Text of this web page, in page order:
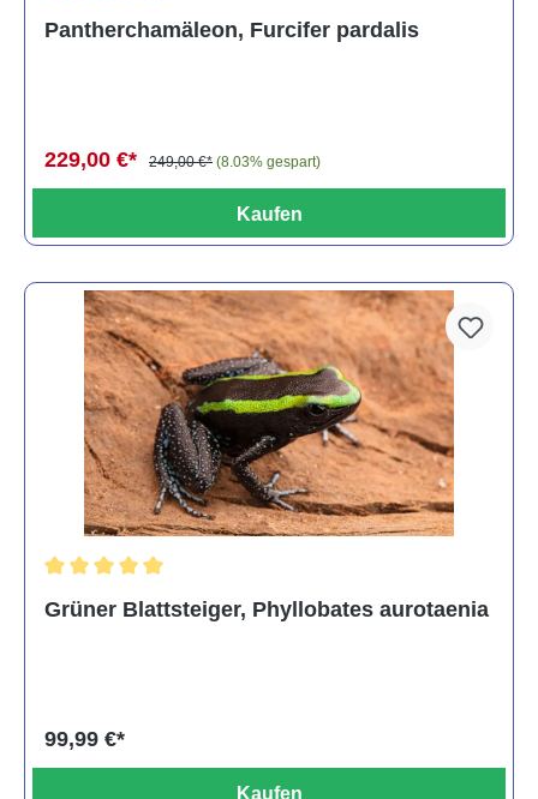
Pantherchamäleon, Furcifer pardalis
229,00 €* 249,00 €* (8.03% gespart)
Kaufen
Grüner Blattsteiger, Phyllobates aurotaenia
99,99 €*
Kaufen